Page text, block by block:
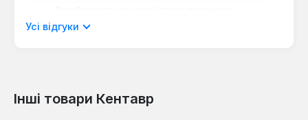
мовою.
Відгуків не знайдено. Поділіться
Усі відгуки
Інші товари Кентавр